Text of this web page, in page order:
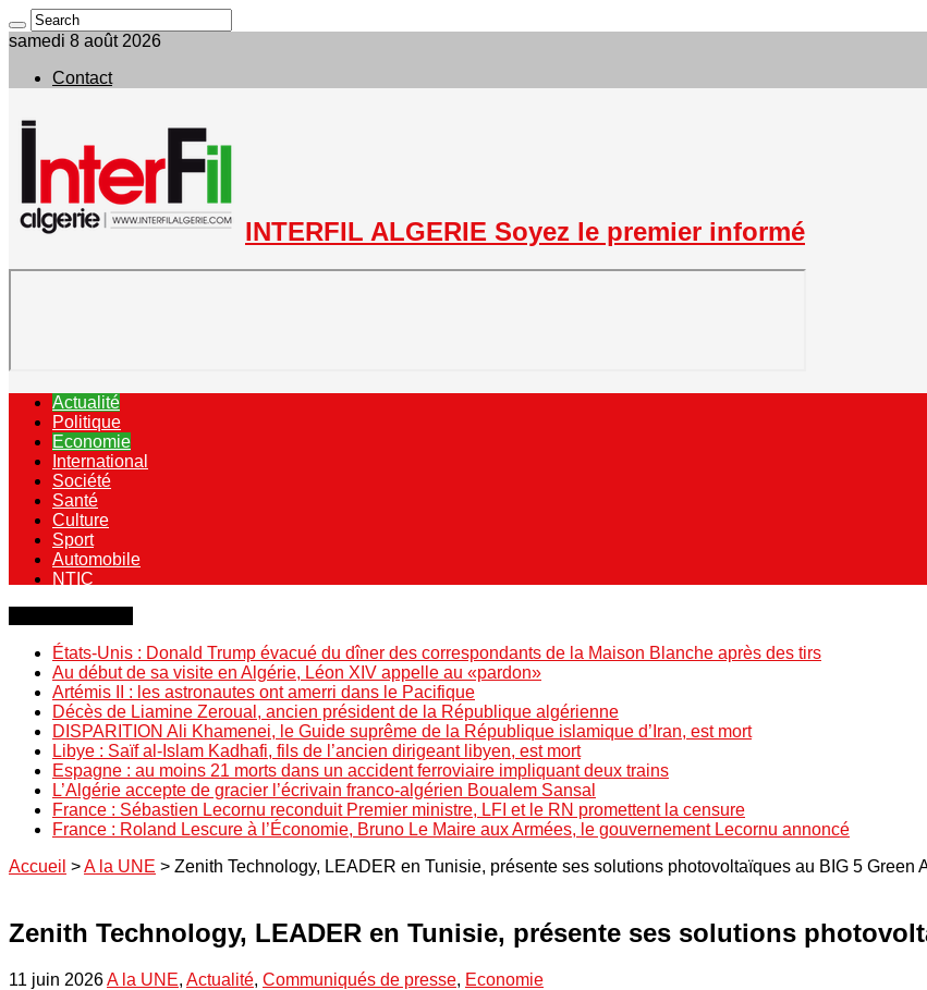
samedi 8 août 2026
Contact
INTERFIL ALGERIE Soyez le premier informé
Actualité
Politique
Economie
International
Société
Santé
Culture
Sport
Automobile
NTIC
États-Unis : Donald Trump évacué du dîner des correspondants de la Maison Blanche après des tirs
Au début de sa visite en Algérie, Léon XIV appelle au «pardon»
Artémis II : les astronautes ont amerri dans le Pacifique
Décès de Liamine Zeroual, ancien président de la République algérienne
DISPARITION Ali Khamenei, le Guide suprême de la République islamique d’Iran, est mort
Libye : Saïf al-Islam Kadhafi, fils de l’ancien dirigeant libyen, est mort
Espagne : au moins 21 morts dans un accident ferroviaire impliquant deux trains
L’Algérie accepte de gracier l’écrivain franco-algérien Boualem Sansal
France : Sébastien Lecornu reconduit Premier ministre, LFI et le RN promettent la censure
France : Roland Lescure à l’Économie, Bruno Le Maire aux Armées, le gouvernement Lecornu annoncé
Accueil >A la UNE > Zenith Technology, LEADER en Tunisie, présente ses solutions photovoltaïques au BIG 5 Green
Zenith Technology, LEADER en Tunisie, présente ses solutions
11 juin 2026A la UNE, Actualité, Communiqués de presse, Economie